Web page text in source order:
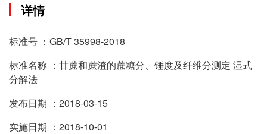
详情
标准号 ：GB/T 35998-2018
标准名称 ：甘蔗和蔗渣的蔗糖分、锤度及纤维分测定 湿式
分解法
发布日期 ：2018-03-15
实施日期 ：2018-10-01